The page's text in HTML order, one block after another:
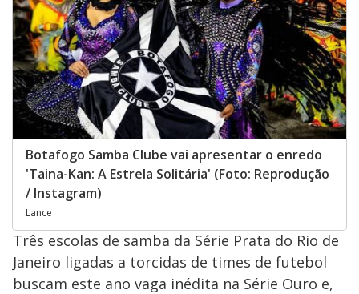
Botafogo Samba Clube vai apresentar o enredo
'Taina-Kan: A Estrela Solitária' (Foto: Reprodução
/ Instagram)
Lance
Três escolas de samba da Série Prata do Rio de
Janeiro ligadas a torcidas de times de futebol
buscam este ano vaga inédita na Série Ouro e,